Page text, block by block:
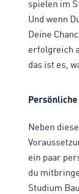
spielen im
Und wenn
Deine
erfolgreich
das ist es,
Neben
ein paar
du
Studium